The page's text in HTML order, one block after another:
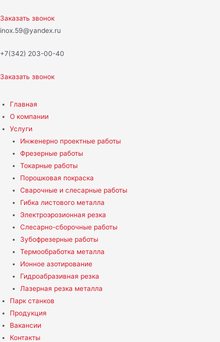
к
содержимому
Заказать звонок
inox.59@yandex.ru
+7(342) 203-00-40
Заказать звонок
Главная
О компании
Услуги
Инженерно проектные работы
Фрезерные работы
Токарные работы
Порошковая покраска
Сварочные и слесарные работы
Гибка листового металла
Электроэрозионная резка
Слесарно-сборочные работы
Зубофрезерные работы
Термообработка металла
Ионное азотирование
Гидроабразивная резка
Лазерная резка металла
Парк станков
Продукция
Вакансии
Контакты